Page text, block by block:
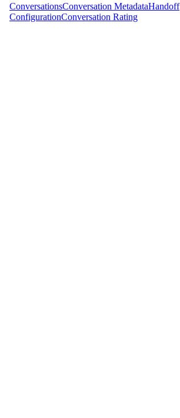
ConversationsConversation MetadataHandoff
ConfigurationConversation Rating